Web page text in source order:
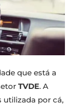
que está a
TVDE. A
utilizada por cá,